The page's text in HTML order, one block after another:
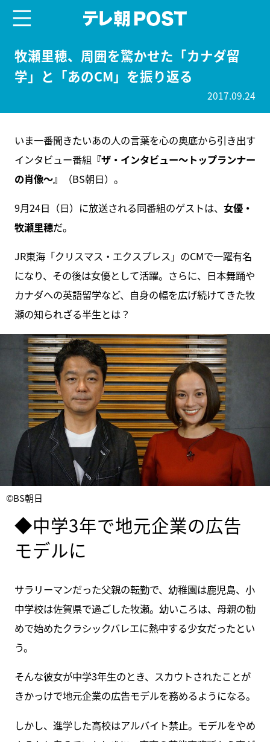
牧瀬里穂、周囲を驚かせた「カナダ留
学」と「あのCM」を振り返る
2017.09.24
いま一番聞きたいあの人の言葉を心の奥底から引き出す
インタビュー番組 『ザ・インタビュー～トップランナー
の肖像～』
（BS朝日）。
9月24日（日）に放送される同番組のゲストは、 女優・
牧瀬里穂だ。
JR東海「クリスマス・エクスプレス」のCMで一躍有名
になり、その後は女優として活躍。さらに、日本舞踊や
カナダへの英語留学など、自身の幅を広げ続けてきた牧
瀬の知られざる半生とは？
©BS朝日
◆中学3年で地元企業の広告
モデルに
サラリーマンだった父親の転勤で、幼稚園は鹿児島、小
中学校は佐賀県で過ごした牧瀬。幼いころは、母親の勧
めで始めたクラシックバレエに熱中する少女だったとい
う。
そんな彼女が中学3年生のとき、スカウトされたことが
きかっけで地元企業の広告モデルを務めるようになる。
しかし、進学した高校はアルバイト禁止。モデルをやめ